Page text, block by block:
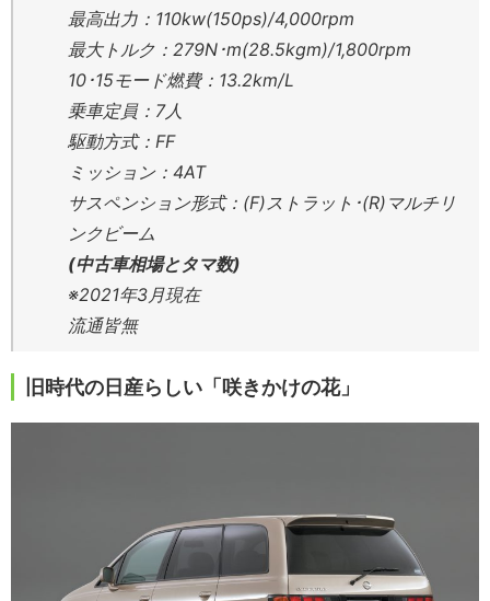
最高出力：110kw(150ps)/4,000rpm
最大トルク：279N･m(28.5kgm)/1,800rpm
10･15モード燃費：13.2km/L
乗車定員：7人
駆動方式：FF
ミッション：4AT
サスペンション形式：(F)ストラット･(R)マルチリ
ンクビーム
(中古車相場とタマ数)
※2021年3月現在
流通皆無
旧時代の日産らしい「咲きかけの花」